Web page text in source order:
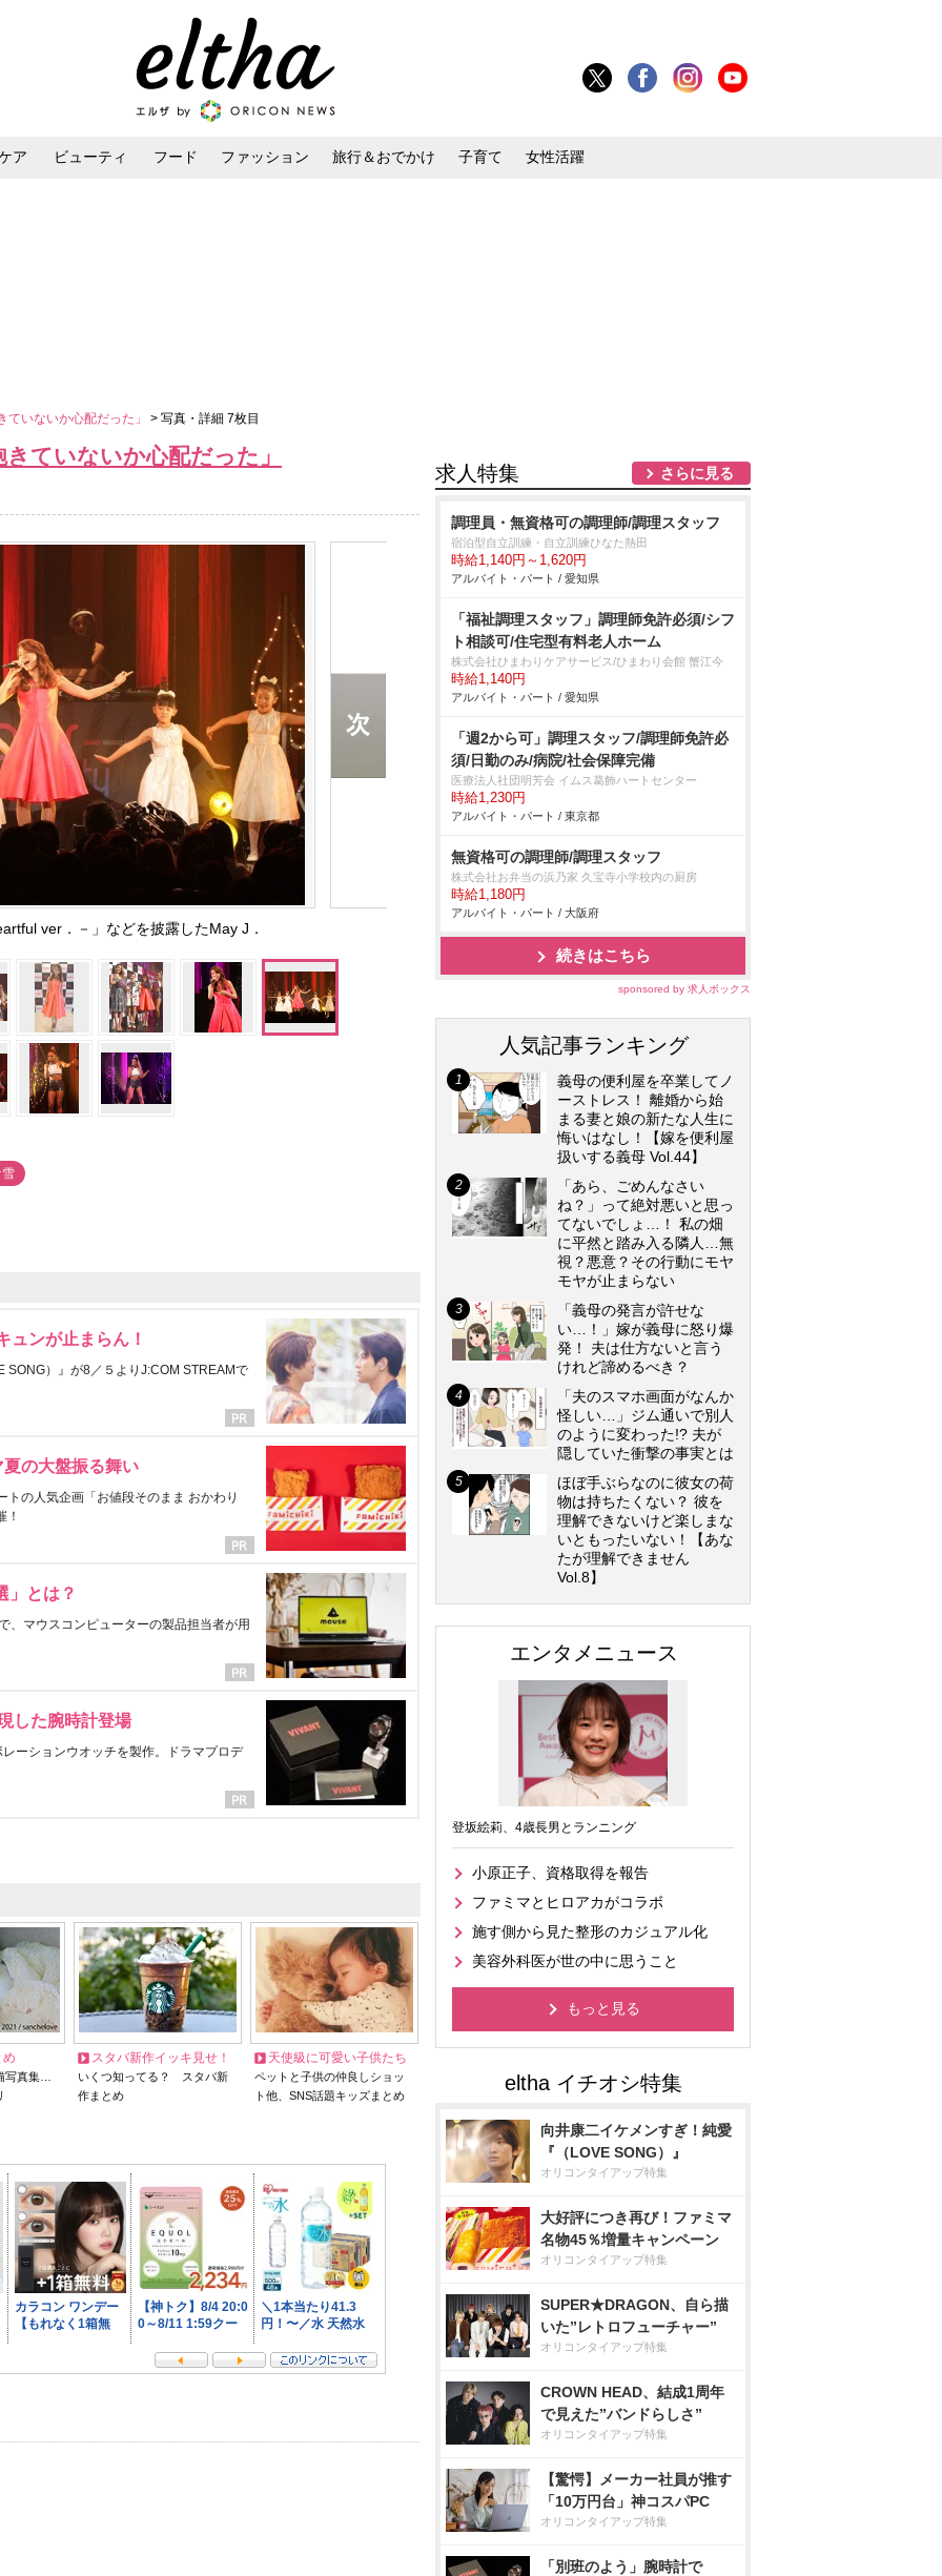
ア ビューティ フード ファッション 旅行＆おでかけ 子育て 女性活躍
ていないか心配だった」 > 写真・詳細 7枚目
ていないか心配だった」
ver．－」などを披露したMay J．
ュンが止まらん！
SONG）』が8／５よりJ:COM STREAMで
の大盤振る舞い
の人気企画「お値段そのまま おかわり
！
」とは？
、マウスコンピューターの製品担当者が用
した腕時計登場
ーションウオッチを製作。ドラマプロデ
め
写真集…
スタバ新作イッキ見せ！
いくつ知ってる？ スタバ新
作まとめ
天使級に可愛い子供たち
ペットと子供の仲良しショッ
ト他、SNS話題キッズまとめ
求人特集 さらに見る
調理員・無資格可の調理師/調理スタッフ
宿泊型自立訓練・自立訓練ひなた熱田
時給1,140円～1,620円
アルバイト・パート / 愛知県
「福祉調理スタッフ」調理師免許必須/シフ
ト相談可/住宅型有料老人ホーム
株式会社ひまわりケアサービス/ひまわり会館 蟹江今
時給1,140円
アルバイト・パート / 愛知県
「週2から可」調理スタッフ/調理師免許必
須/日勤のみ/病院/社会保障完備
医療法人社団明芳会 イムス葛飾ハートセンター
時給1,230円
アルバイト・パート / 東京都
無資格可の調理師/調理スタッフ
株式会社お弁当の浜乃家 久宝寺小学校内の厨房
時給1,180円
アルバイト・パート / 大阪府
続きはこちら
sponsored by 求人ボックス
人気記事ランキング
義母の便利屋を卒業してノ
ーストレス！ 離婚から始
まる妻と娘の新たな人生に
悔いはなし！【嫁を便利屋
扱いする義母 Vol.44】
「あら、ごめんなさい
ね？」って絶対悪いと思っ
てないでしょ…！ 私の畑
に平然と踏み入る隣人…無
視？悪意？その行動にモヤ
モヤが止まらない
「義母の発言が許せな
い…！」嫁が義母に怒り爆
発！ 夫は仕方ないと言う
けれど諦めるべき？
「夫のスマホ画面がなんか
怪しい…」ジム通いで別人
のように変わった!? 夫が
隠していた衝撃の事実とは
ほぼ手ぶらなのに彼女の荷
物は持ちたくない？ 彼を
理解できないけど楽しまな
いともったいない！【あな
たが理解できません
Vol.8】
エンタメニュース
登坂絵莉、4歳長男とランニング
小原正子、資格取得を報告
ファミマとヒロアカがコラボ
施す側から見た整形のカジュアル化
美容外科医が世の中に思うこと
もっと見る
向井康二イケメンすぎ！純愛
『（LOVE SONG）』
オリコンタイアップ特集
大好評につき再び！ファミマ
名物45％増量キャンペーン
オリコンタイアップ特集
SUPER★DRAGON、自ら描
いた”レトロフューチャー”
オリコンタイアップ特集
CROWN HEAD、結成1周年
で見えた”バンドらしさ”
オリコンタイアップ特集
【驚愕】メーカー社員が推す
「10万円台」神コスパPC
オリコンタイアップ特集
「別班のよう」腕時計で